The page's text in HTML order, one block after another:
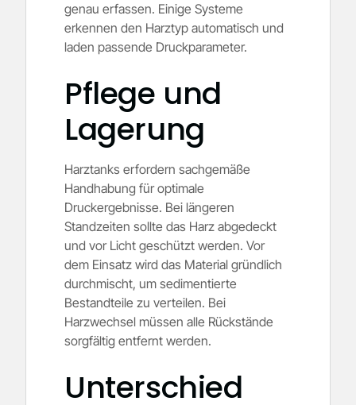
genau erfassen. Einige Systeme
erkennen den Harztyp automatisch und
laden passende Druckparameter.
Pflege und
Lagerung
Harztanks erfordern sachgemäße
Handhabung für optimale
Druckergebnisse. Bei längeren
Standzeiten sollte das Harz abgedeckt
und vor Licht geschützt werden. Vor
dem Einsatz wird das Material gründlich
durchmischt, um sedimentierte
Bestandteile zu verteilen. Bei
Harzwechsel müssen alle Rückstände
sorgfältig entfernt werden.
Unterschied